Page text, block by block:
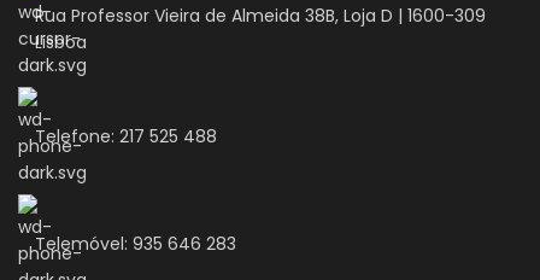
Rua Professor Vieira de Almeida 38B, Loja D | 1600-309
Lisboa
Telefone: 217 525 488
Telemóvel: 935 646 283